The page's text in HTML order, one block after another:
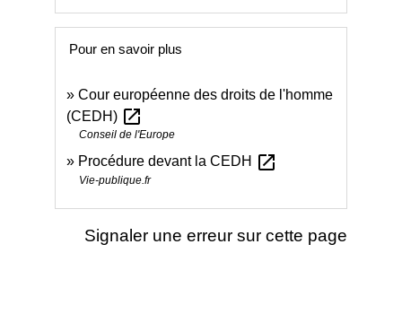
Pour en savoir plus
Cour européenne des droits de l'homme
(CEDH) open_in_new
Conseil de l'Europe
Procédure devant la CEDH open_in_new
Vie-publique.fr
Signaler une erreur sur cette page